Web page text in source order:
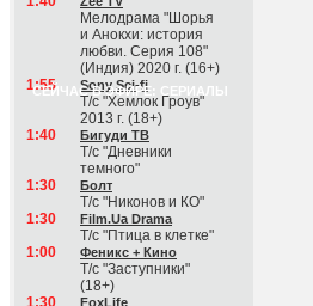
Мелодрама "Шорья
и Анокхи: история
любви. Серия 108"
(Индия) 2020 г. (16+)
СЕЙЧАС В ЭФИРЕ: СЕРИАЛЫ
1:55 Sony Sci-fi
Т/с "Хемлок Гроув"
2013 г. (18+)
1:40
Бигуди ТВ
Т/с "Дневники
темного"
1:30
Болт
Т/с "Никонов и КО"
1:30
Film.Ua Drama
Т/с "Птица в клетке"
1:00
Феникс + Кино
Т/с "Заступники"
(18+)
1:30
FoxLife